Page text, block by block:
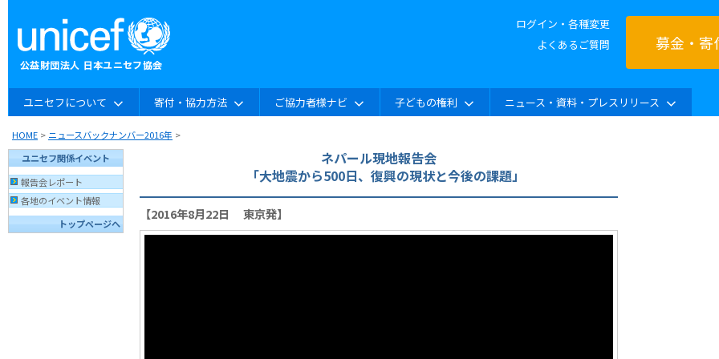
ログイン・各種変更
よくあるご質問
募金・寄
ユニセフについて 寄付・協力方法 ご協力者様ナビ 子どもの権利 ニュース・資料・プレスリリース
HOME > ニュースバックナンバー2016年 >
ユニセフ関係イベント
報告会レポート
各地のイベント情報
トップページへ
ネパール現地報告会
「大地震から500日、復興の現状と今後の課題」
【2016年8月22日 東京発】